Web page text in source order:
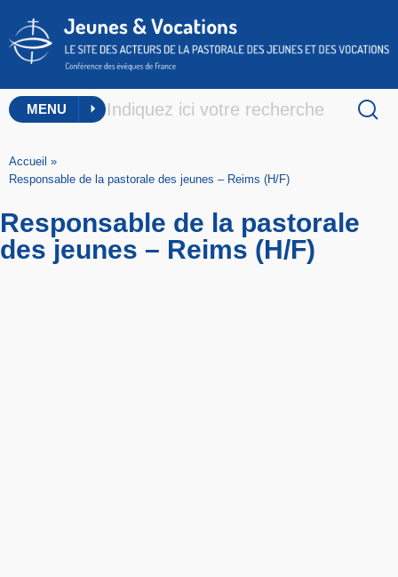
MENU
Accueil »
Responsable de la pastorale des jeunes – Reims (H/F)
Responsable de la pastorale
des jeunes – Reims (H/F)